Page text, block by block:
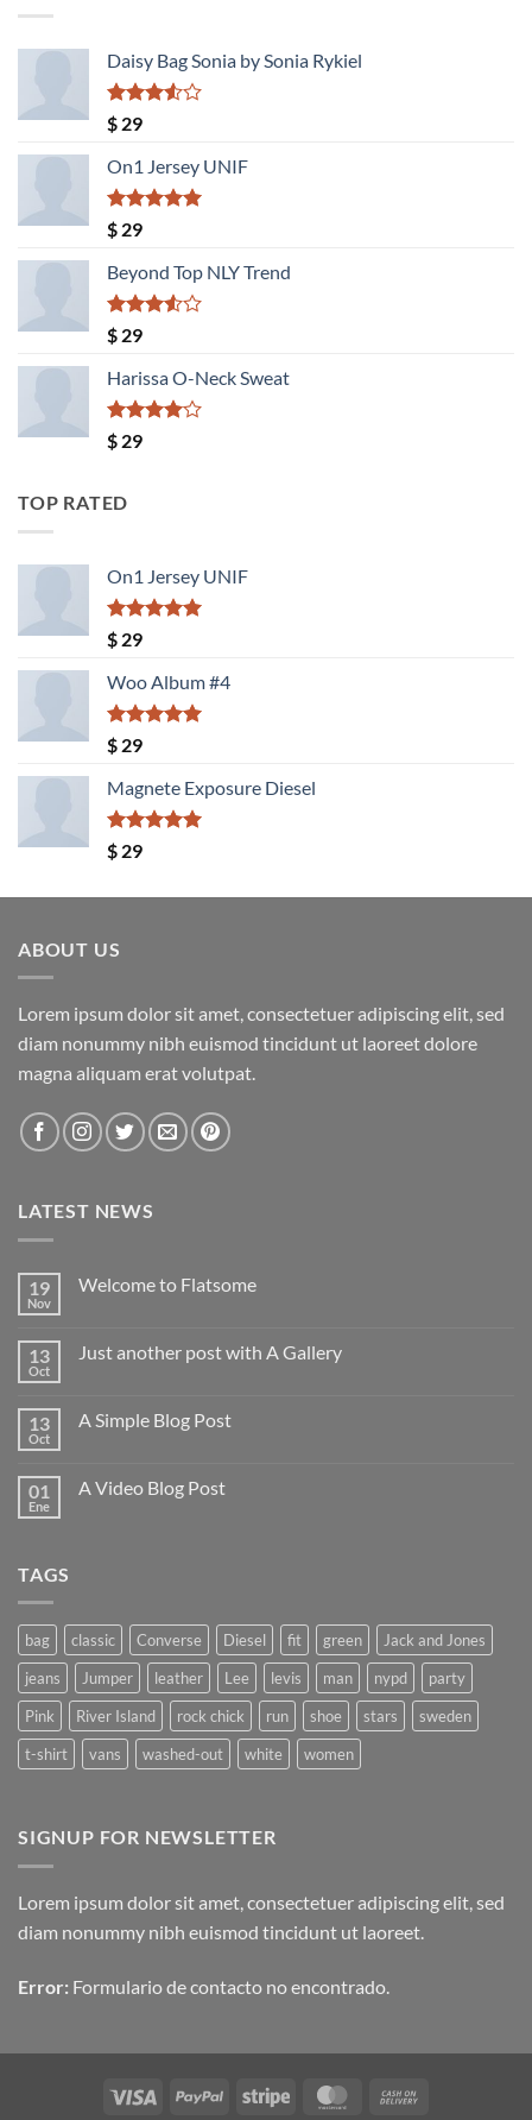
Daisy Bag Sonia by Sonia Rykiel
Valorado
con
3.50de
5
$ 29
On1 Jersey UNIF
Valorado
con
de 5
$ 29
Beyond Top NLY Trend
Valorado
con
3.50de
5
$ 29
Harissa O-Neck Sweat
Valorado
con
$ 29
TOP RATED
On1 Jersey UNIF
Valorado
con
de 5
$ 29
Woo Album #4
Valorado
con
de 5
$ 29
Magnete Exposure Diesel
Valorado
con
$ 29
ABOUT US
Lorem ipsum dolor sit amet, consectetuer adipiscing elit, sed
diam nonummy nibh euismod tincidunt ut laoreet dolore
magna aliquam erat volutpat.
LATEST NEWS
19
Nov
Welcome to Flatsome
en
13
Oct
Just another post with A Gallery
en
with
A
13
Oct
A Simple Blog Post
en
01
Ene
A Video Blog Post
TAGS
bag classic Converse Diesel fit green
Jack and Jones
jeans
Jumper leather Lee levis man nypd
party
Pink
River Island rock chick run shoe stars
sweden
t-shirt
vans washed-out white women
SIGNUP FOR NEWSLETTER
Lorem ipsum dolor sit amet, consectetuer adipiscing elit, sed
diam nonummy nibh euismod tincidunt ut laoreet.
Error: Formulario de contacto no encontrado.
Visa PayPal Stripe MasterCard